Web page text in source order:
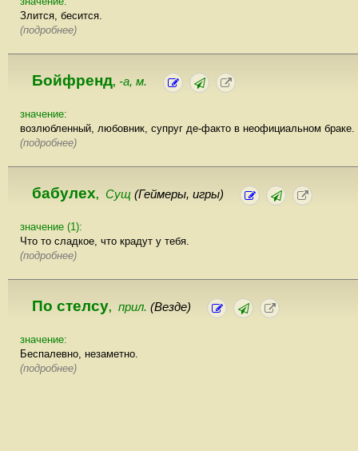
Злится, бесится.
(подробнее)
Бойфренд, -а, м.
значение:
возлюбленный, любовник, супруг де-факто в неофициальном браке.
(подробнее)
бабулех, Сущ (Геймеры, игры)
значение (1):
Что то сладкое, что крадут у тебя.
(подробнее)
По стелсу, прил. (Везде)
значение:
Беспалевно, незаметно.
(подробнее)